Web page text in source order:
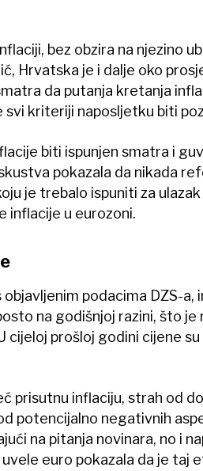
bez obzira na njezino
Hrvatska je i dalje oko
da putanja kretanja
svi kriteriji naposljetku biti
biti ispunjen smatra i
pokazala da nikada
je trebalo ispuniti za
inflacije u eurozoni.
objavljenim podacima DZS-
na godišnjoj razini, što
cijeloj prošloj godini cijene
prisutnu inflaciju, strah od
potencijalno negativnih
na pitanja novinara, no i
uvele euro pokazala da je taj